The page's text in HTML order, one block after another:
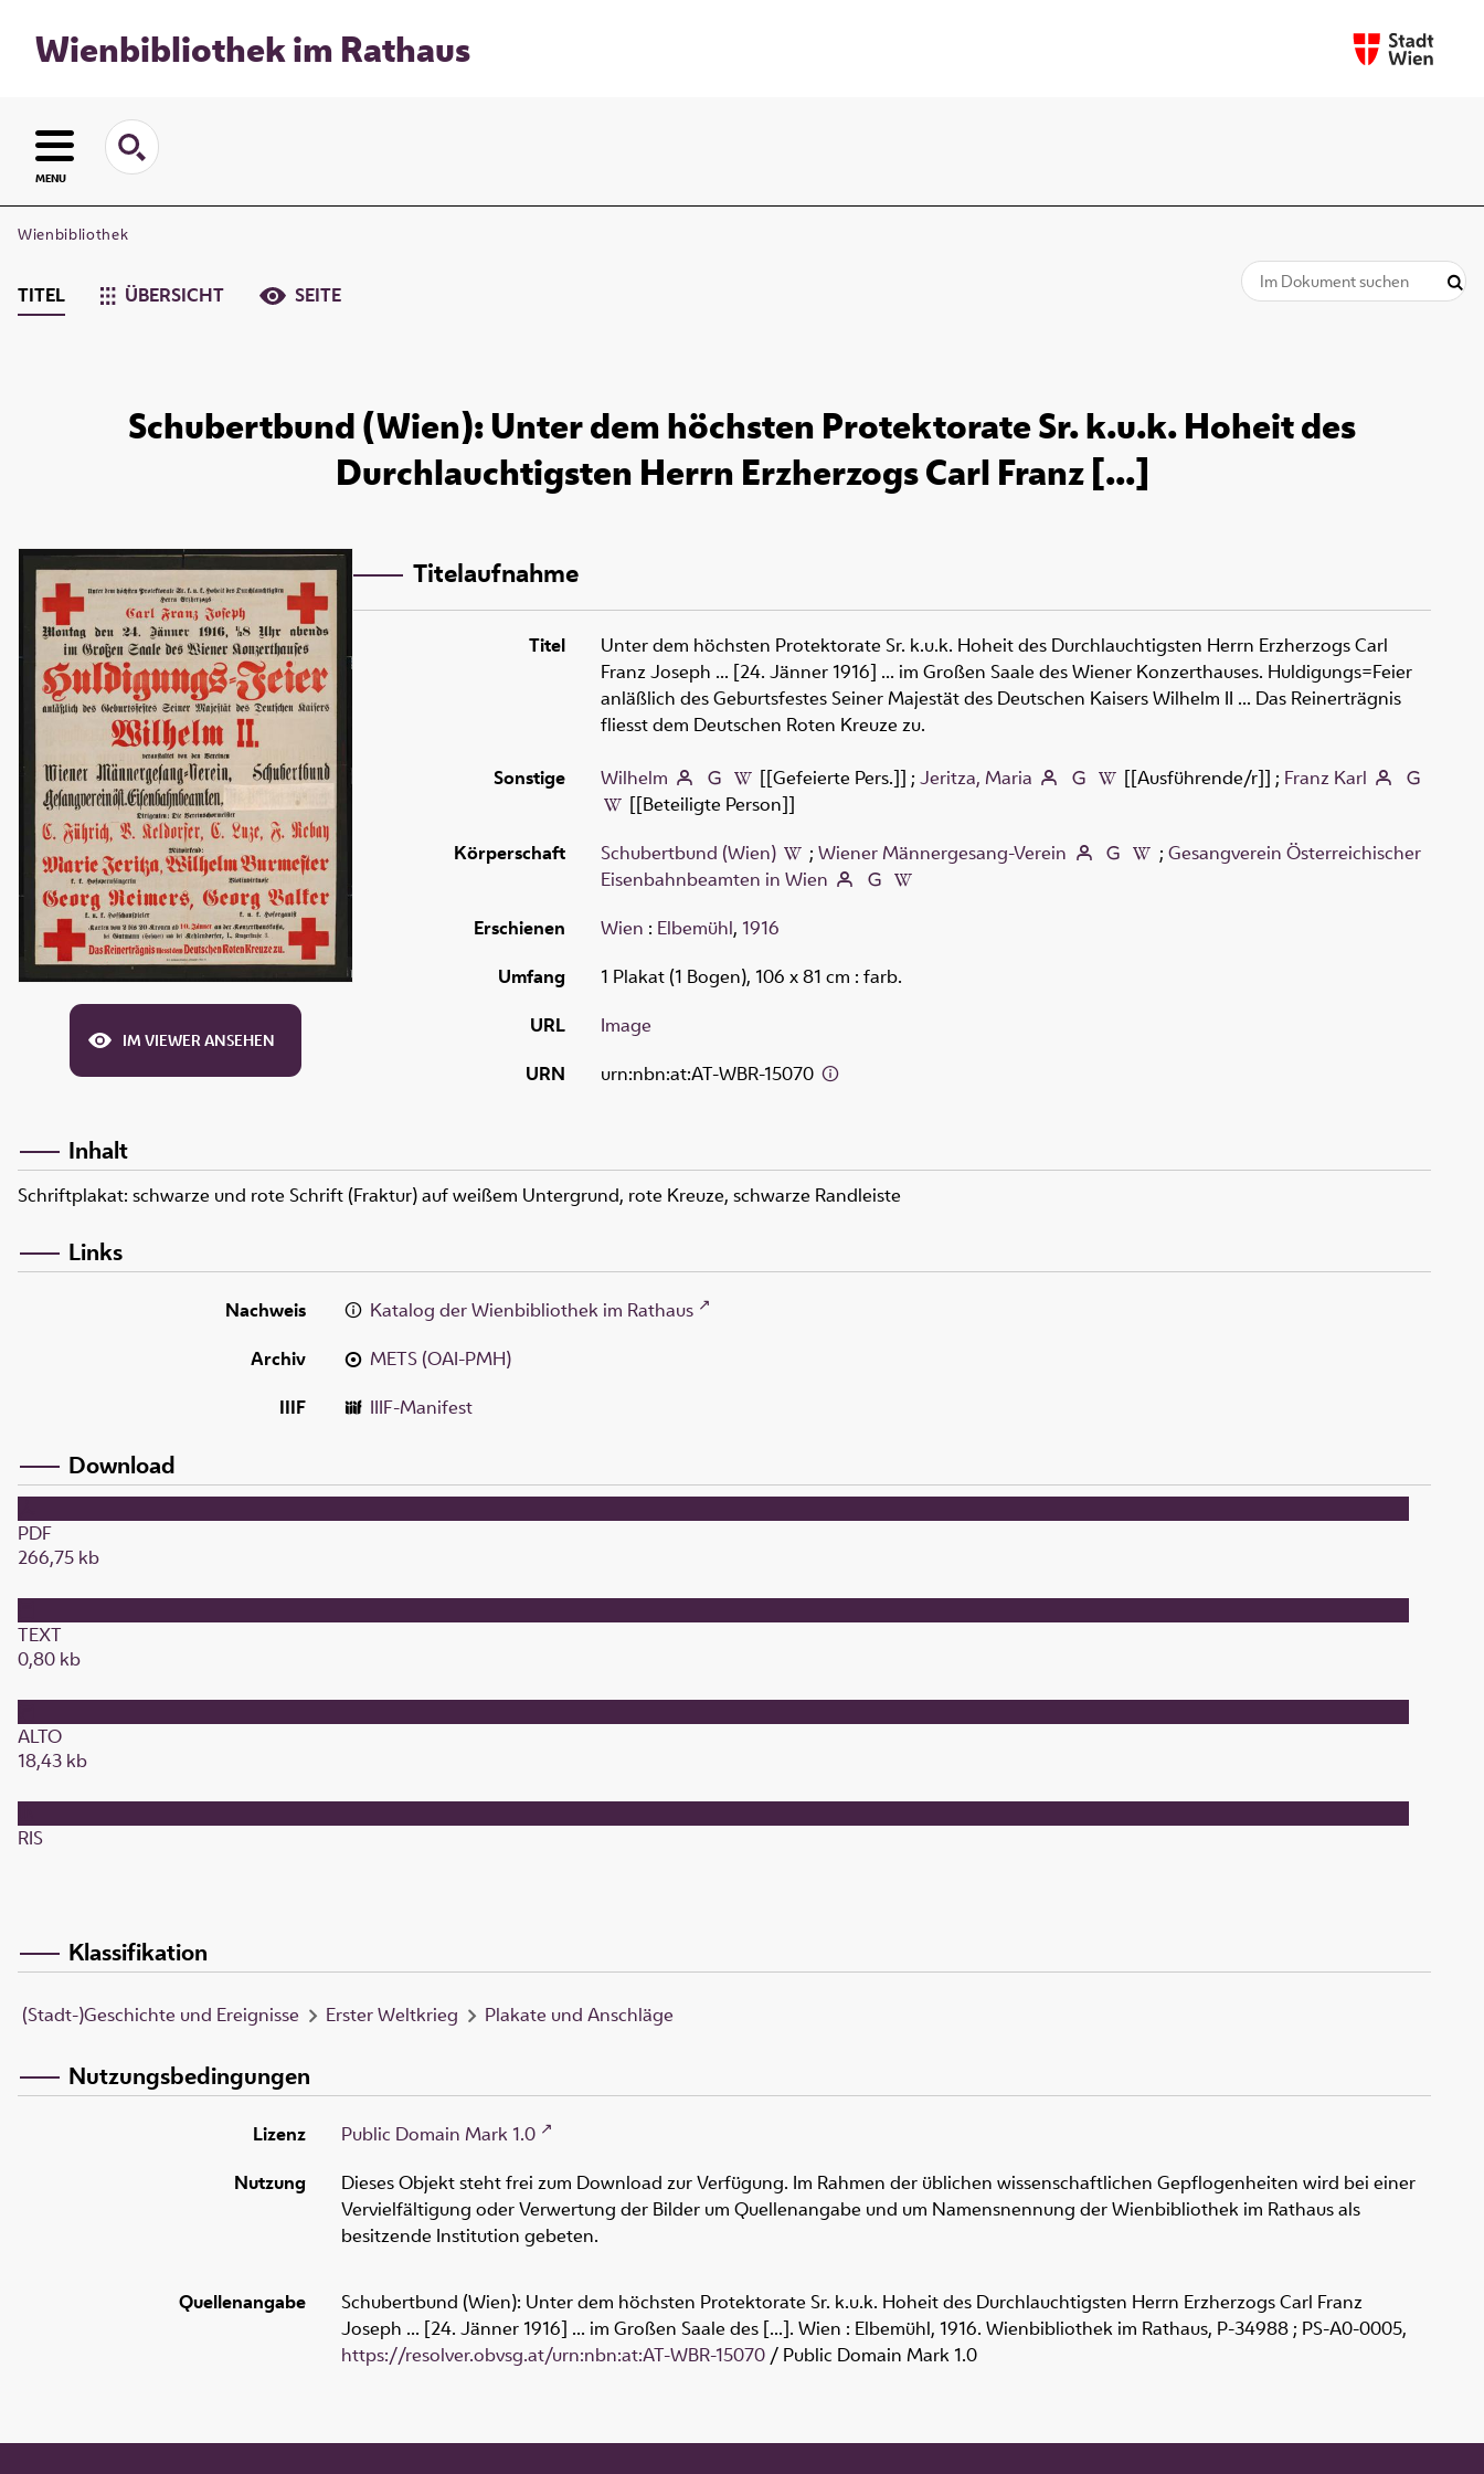
Wienbibliothek im Rathaus
MENU
Wienbibliothek
TITEL ÜBERSICHT SEITE
Schubertbund (Wien): Unter dem höchsten Protektorate Sr. k.u.k. Hoheit des
Durchlauchtigsten Herrn Erzherzogs Carl Franz [...]
IM VIEWER ANSEHEN
Titelaufnahme
Titel
Unter dem höchsten Protektorate Sr. k.u.k. Hoheit des Durchlauchtigsten Herrn Erzherzogs Carl
Franz Joseph ... [24. Jänner 1916] ... im Großen Saale des Wiener Konzerthauses. Huldigungs=Feier
anläßlich des Geburtsfestes Seiner Majestät des Deutschen Kaisers Wilhelm II ... Das Reinerträgnis
fliesst dem Deutschen Roten Kreuze zu.
Sonstige Wilhelm [[Gefeierte Pers.]] ; Jeritza, Maria [[Ausführende/r]] ; Franz Karl
[[Beteiligte Person]]
Körperschaft
Schubertbund (Wien) ;Wiener Männergesang-Verein ; Gesangverein Österreichischer
Eisenbahnbeamten in Wien
Erschienen
Wien : Elbemühl, 1916
Umfang
1 Plakat (1 Bogen), 106 x 81 cm : farb.
URL
Image
URN
urn:nbn:at:AT-WBR-15070
Inhalt
Schriftplakat: schwarze und rote Schrift (Fraktur) auf weißem Untergrund, rote Kreuze, schwarze Randleiste
Links
Nachweis
Katalog der Wienbibliothek im Rathaus
Archiv
METS (OAI-PMH)
IIIF
IIIF-Manifest
Download
PDF
266,75 kb
TEXT
0,80 kb
ALTO
18,43 kb
RIS
Klassifikation
(Stadt-)Geschichte und Ereignisse Erster Weltkrieg Plakate und Anschläge
Nutzungsbedingungen
Lizenz
Public Domain Mark 1.0
Nutzung
Dieses Objekt steht frei zum Download zur Verfügung. Im Rahmen der üblichen wissenschaftlichen Gepflogenheiten wird bei einer
Vervielfältigung oder Verwertung der Bilder um Quellenangabe und um Namensnennung der Wienbibliothek im Rathaus als
besitzende Institution gebeten.
Quellenangabe
Schubertbund (Wien): Unter dem höchsten Protektorate Sr. k.u.k. Hoheit des Durchlauchtigsten Herrn Erzherzogs Carl Franz
Joseph ... [24. Jänner 1916] ... im Großen Saale des [...]. Wien : Elbemühl, 1916. Wienbibliothek im Rathaus, P-34988 ; PS-A0-0005,
https://resolver.obvsg.at/urn:nbn:at:AT-WBR-15070 / Public Domain Mark 1.0